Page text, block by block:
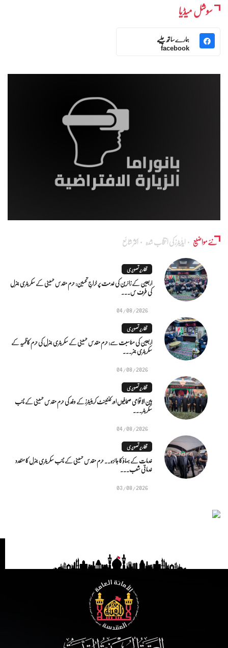
سوشل میڈیا
ہمارے ساتھ چلیے
facebook
نئے مواضیع ایڈٰیٹرز کی انتخاب شدہ اکثر شائع
تقاریر تصویری
اربعین کے زائرین کی خدمت پر خراجِ تحسین: حرم مقدس حسینی کے سکریٹری جنرل
کی طرف س...
04/08/2026
تقاریر تصویری
اربعین کی مناسبت سے: حرم مقدس حسینی کے سکریٹری جنرل کی حرم کاظمیہ کے
سکریٹری جنر...
04/08/2026
تقاریر تصویری
بین الاقوامی صحافیوں اور کنٹینٹ کریئیٹرز کے وفد کی حرم مقدس حسینی کے نائب
سکریٹر...
04/08/2026
تقاریر تصویری
خدمات کے بہاؤ کا جائزہ.. حرم مقدس حسینی کے نائب سکریٹری جنرل کا متعدد
خدماتی شعب...
03/08/2026